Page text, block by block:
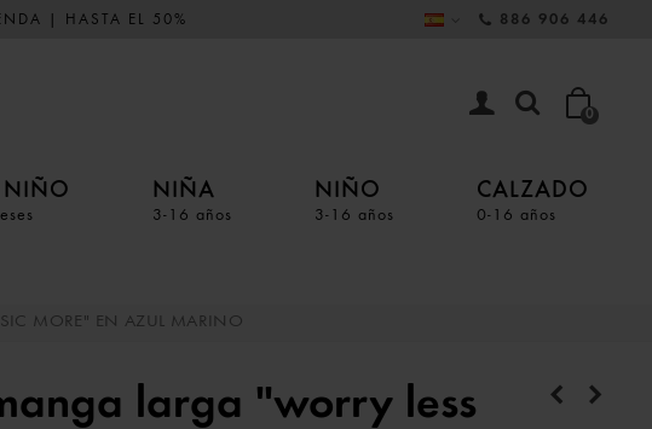
| HASTA EL 50% 886 906 446
0
NIÑO NIÑA
3-16 años
NIÑO
3-16 años
CALZADO
0-16 años
MORE" EN AZUL MARINO
larga "worry less